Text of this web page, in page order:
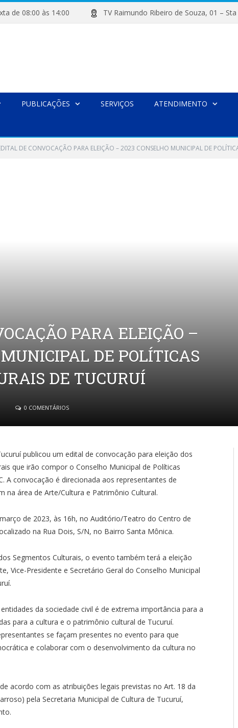
de 08:00 às 14:00 TV Raimundo Ribeiro de Souza, 01 –
PUBLICAÇÕES SERVIÇOS ATENDIMENTO
DE CONVOCAÇÃO PARA ELEIÇÃO – 2023 CONSELHO MUNICIPAL DE
PARA ELEIÇÃO –
DE POLÍTICAS
DE TUCURUÍ
0 COMENTÁRIOS
publicou um edital de convocação para eleição dos
que irão compor o Conselho Municipal de Políticas
A convocação é direcionada aos representantes de
na área de Arte/Cultura e Patrimônio Cultural.
de 2023, às 16h, no Auditório/Teatro do Centro de
na Rua Dois, S/N, no Bairro Santa Mônica.
Segmentos Culturais, o evento também terá a eleição
Vice-Presidente e Secretário Geral do Conselho Municipal
da sociedade civil é de extrema importância para a
para a cultura e o patrimônio cultural de Tucuruí.
se façam presentes no evento para que
e colaborar com o desenvolvimento da cultura no
acordo com as atribuições legais previstas no Art. 18 da
pela Secretaria Municipal de Cultura de Tucuruí,